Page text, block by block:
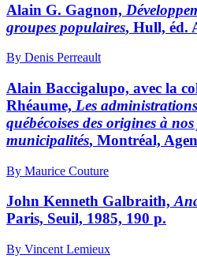
Alain G. Gagnon,
groupes populaires, Hull, éd.
By Denis Perreault
Alain Baccigalupo, avec la
Rhéaume, Les
québécoises des origines à
municipalités, Montréal,
By Maurice Couture
John Kenneth Galbraith,
Paris, Seuil, 1985, 190 p.
By Vincent Lemieux